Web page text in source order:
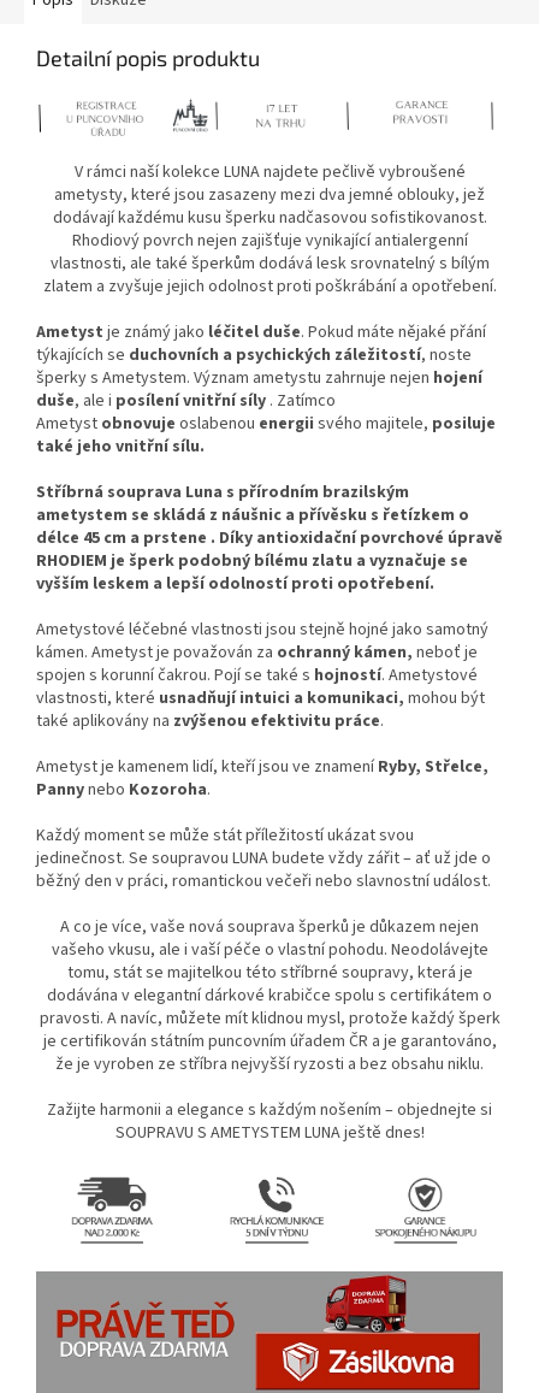
Detailní popis produktu
V rámci naší kolekce LUNA najdete pečlivě vybroušené
ametysty, které jsou zasazeny mezi dva jemné oblouky, jež
dodávají každému kusu šperku nadčasovou sofistikovanost.
Rhodiový povrch nejen zajišťuje vynikající antialergenní
vlastnosti, ale také šperkům dodává lesk srovnatelný s bílým
zlatem a zvyšuje jejich odolnost proti poškrábání a opotřebení.
Ametyst je známý jako léčitel duše. Pokud máte nějaké přání
týkajících se duchovních a psychických záležitostí, noste
šperky s Ametystem. Význam ametystu zahrnuje nejen hojení
duše, ale i posílení vnitřní síly . Zatímco
Ametyst obnovuje oslabenou energii svého majitele, posiluje
také jeho vnitřní sílu.
Stříbrná souprava Luna s přírodním brazilským
ametystem se skládá z náušnic a přívěsku s řetízkem o
délce 45 cm a prstene . Díky antioxidační povrchové úpravě
RHODIEM je šperk podobný bílému zlatu a vyznačuje se
vyšším leskem a lepší odolností proti opotřebení.
Ametystové léčebné vlastnosti jsou stejně hojné jako samotný
kámen. Ametyst je považován za ochranný kámen, neboť je
spojen s korunní čakrou. Pojí se také s hojností. Ametystové
vlastnosti, které usnadňují intuici a komunikaci, mohou být
také aplikovány na zvýšenou efektivitu práce.
Ametyst je kamenem lidí, kteří jsou ve znameníRyby, Střelce,
Pannynebo Kozoroha.
Každý moment se může stát příležitostí ukázat svou
jedinečnost. Se soupravou LUNA budete vždy zářit – ať už jde o
běžný den v práci, romantickou večeři nebo slavnostní událost.
A co je více, vaše nová souprava šperků je důkazem nejen
vašeho vkusu, ale i vaší péče o vlastní pohodu. Neodolávejte
tomu, stát se majitelkou této stříbrné soupravy, která je
dodávána v elegantní dárkové krabičce spolu s certifikátem o
pravosti. A navíc, můžete mít klidnou mysl, protože každý šperk
je certifikován státním puncovním úřadem ČR a je garantováno,
že je vyroben ze stříbra nejvyšší ryzosti a bez obsahu niklu.
Zažijte harmonii a elegance s každým nošením – objednejte si
SOUPRAVU S AMETYSTEM LUNA ještě dnes!